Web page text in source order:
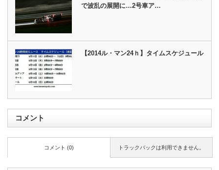
で波乱の展開に…2号車ア…
【2014ル・マン24ｈ】タイムスケジュール
コメント
トラックバックは利用できません。
コメント (0)